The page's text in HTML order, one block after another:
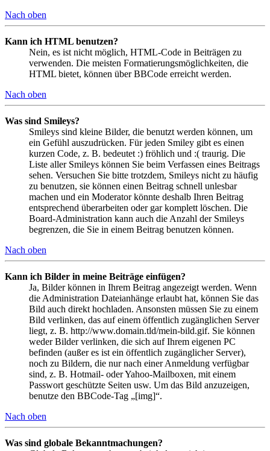
Nach oben
Kann ich HTML benutzen?
Nein, es ist nicht möglich, HTML-Code in Beiträgen zu
verwenden. Die meisten Formatierungsmöglichkeiten, die
HTML bietet, können über BBCode erreicht werden.
Nach oben
Was sind Smileys?
Smileys sind kleine Bilder, die benutzt werden können, um
ein Gefühl auszudrücken. Für jeden Smiley gibt es einen
kurzen Code, z. B. bedeutet :) fröhlich und :( traurig. Die
Liste aller Smileys können Sie beim Verfassen eines Beitrags
sehen. Versuchen Sie bitte trotzdem, Smileys nicht zu häufig
zu benutzen, sie können einen Beitrag schnell unlesbar
machen und ein Moderator könnte deshalb Ihren Beitrag
entsprechend überarbeiten oder gar komplett löschen. Die
Board-Administration kann auch die Anzahl der Smileys
begrenzen, die Sie in einem Beitrag benutzen können.
Nach oben
Kann ich Bilder in meine Beiträge einfügen?
Ja, Bilder können in Ihrem Beitrag angezeigt werden. Wenn
die Administration Dateianhänge erlaubt hat, können Sie das
Bild auch direkt hochladen. Ansonsten müssen Sie zu einem
Bild verlinken, das auf einem öffentlich zugänglichen Server
liegt, z. B. http://www.domain.tld/mein-bild.gif. Sie können
weder Bilder verlinken, die sich auf Ihrem eigenen PC
befinden (außer es ist ein öffentlich zugänglicher Server),
noch zu Bildern, die nur nach einer Anmeldung verfügbar
sind, z. B. Hotmail- oder Yahoo-Mailboxen, mit einem
Passwort geschützte Seiten usw. Um das Bild anzuzeigen,
benutze den BBCode-Tag „[img]“.
Nach oben
Was sind globale Bekanntmachungen?